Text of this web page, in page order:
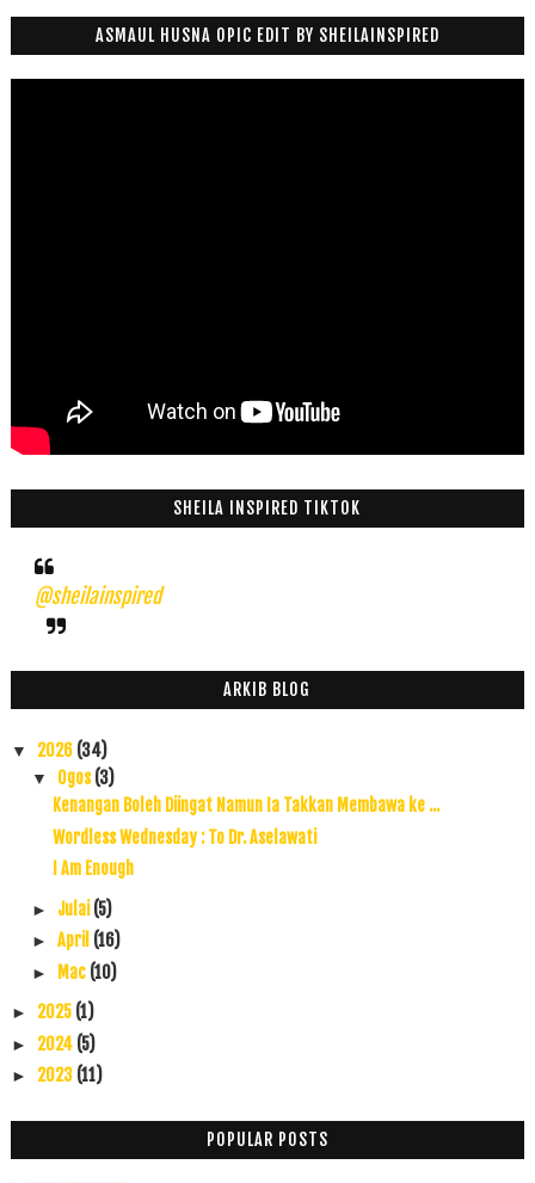
ASMAUL HUSNA OPIC EDIT BY SHEILAINSPIRED
SHEILA INSPIRED TIKTOK
@sheilainspired
ARKIB BLOG
▼ 2026 (34)
▼ Ogos(3)
Kenangan Boleh Diingat Namun Ia Takkan Membawa ke ...
Wordless Wednesday : To Dr. Aselawati
I Am Enough
► Julai(5)
► April (16)
► Mac (10)
► 2025 (1)
► 2024 (5)
► 2023 (11)
POPULAR POSTS